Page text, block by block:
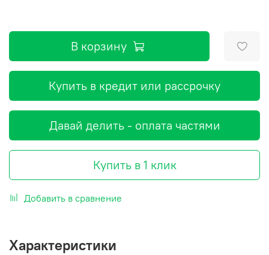
В корзину
Купить в кредит или рассрочку
Давай делить - оплата частями
Купить в 1 клик
Добавить в сравнение
Характеристики